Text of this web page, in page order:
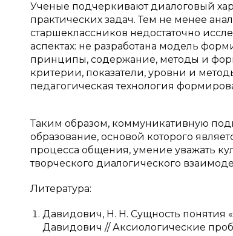
Ученые подчеркивают диалоговый
практических задач. Тем не менее
старшеклассников недостаточно
аспектах: не разработана модель
принципы, содержание, методы и
критерии, показатели, уровни и
педагогическая технология
Таким образом, коммуникативную
образование, основой которого
процесса общения, умение уважать
творческого диалогического
Литература:
Давидович, Н. Н. Сущность понятия
Давидович // Аксиологические